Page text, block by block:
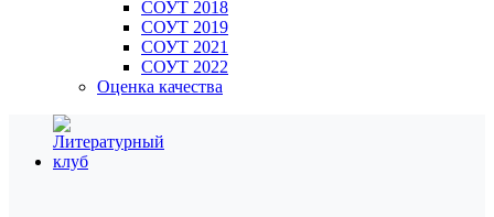
СОУТ 2018
СОУТ 2019
СОУТ 2021
СОУТ 2022
Оценка качества